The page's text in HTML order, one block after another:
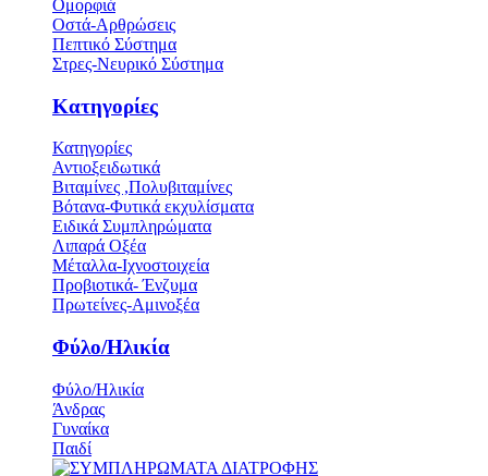
Ομορφιά
Οστά-Αρθρώσεις
Πεπτικό Σύστημα
Στρες-Νευρικό Σύστημα
Κατηγορίες
Κατηγορίες
Αντιοξειδωτικά
Βιταμίνες ,Πολυβιταμίνες
Βότανα-Φυτικά εκχυλίσματα
Ειδικά Συμπληρώματα
Λιπαρά Οξέα
Μέταλλα-Ιχνοστοιχεία
Προβιοτικά- Ένζυμα
Πρωτείνες-Αμινοξέα
Φύλο/Ηλικία
Φύλο/Ηλικία
Άνδρας
Γυναίκα
Παιδί